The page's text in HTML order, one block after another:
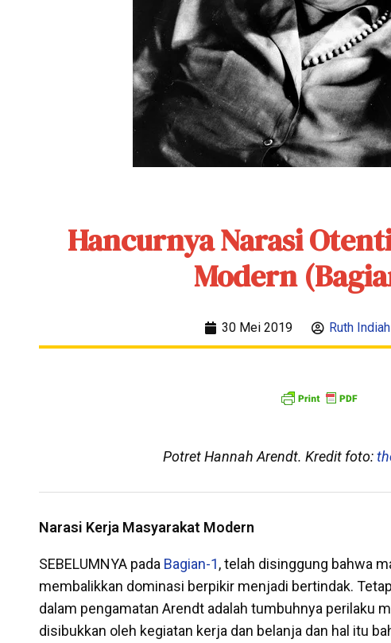
Hancurnya Narasi
Modern
30 Mei 2019 Ruth
Potret Hannah Arendt. Kredit foto:
Narasi Kerja Masyarakat Modern
SEBELUMNYA pada Bagian-1, telah disinggung bahwa
membalikkan dominasi berpikir menjadi bertindak.
dalam pengamatan Arendt adalah tumbuhnya perilaku
disibukkan oleh kegiatan kerja dan belanja dan hal itu